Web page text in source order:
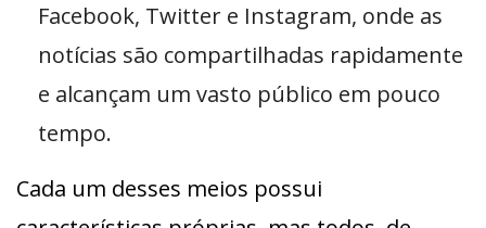
Facebook, Twitter e Instagram, onde as
notícias são compartilhadas rapidamente
e alcançam um vasto público em pouco
tempo.
Cada um desses meios possui